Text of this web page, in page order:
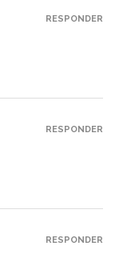
RESPONDER
RESPONDER
RESPONDER